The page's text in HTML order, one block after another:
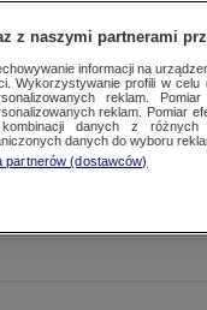
z naszymi partnerami
informacji na
Wykorzystywanie profili w celu
reklam.
reklam. Pomiar
danych z różnych
danych do wyboru
partnerów (dostawców)